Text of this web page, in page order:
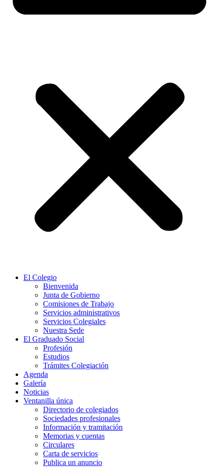
El Colegio
Bienvenida
Junta de Gobierno
Comisiones de Trabajo
Servicios administrativos
Servicios Colegiales
Nuestra Sede
El Graduado Social
Profesión
Estudios
Trámites Colegiación
Agenda
Galería
Noticias
Ventanilla única
Directorio de colegiados
Sociedades profesionales
Información y tramitación
Memorias y cuentas
Circulares
Carta de servicios
Publica un anuncio